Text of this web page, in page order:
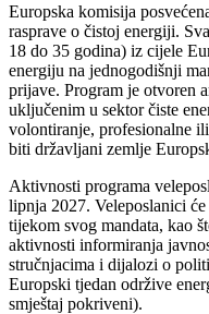
Europska komisija
rasprave o čistoj energiji.
18 do 35 godina) iz cijele
energiju na jednogodišnji
prijave. Program je otvoren
uključenim u sektor čiste
volontiranje, profesionalne
biti državljani zemlje
Aktivnosti programa
lipnja 2027. Veleposlanici
tijekom svog mandata, kao
aktivnosti informiranja
stručnjacima i dijalozi o
Europski tjedan održive
smještaj pokriveni).